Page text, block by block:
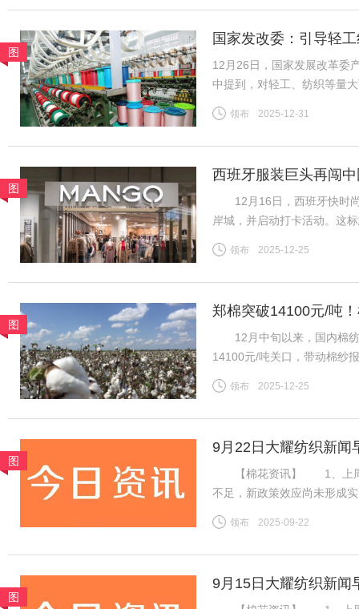
图
国家发改委：引导轻
12月26日，国家发展改革委
中提到，对轻工、纺织等量
吸纳就业等方面发挥着重要
领布 2025-12-31
图
西班牙服装巨头再闯
12月16日，西班牙快时尚
岸城，并启动打卡活动。
20世纪80年代初，西班牙开
领布 2025-12-25
图
郑棉突破14100元/吨
地市场
12月中旬以来，国内棉纺
14100元/吨关口，带动棉纱
挤压，行业竞争格局生变
领布 2025-12-25
图
9月22日大耀纺织新闻
【棉花资讯】 1、上周国
不足，新政策效应尚未形成
盘ICE期棉同样先涨后跌，
领布 2025-09-22
图
9月15日大耀纺织新闻